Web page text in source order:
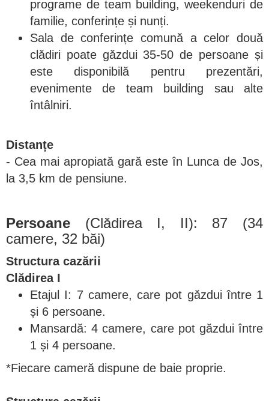
programe de team building, weekenduri de
familie, conferințe și nunți.
Sala de conferințe comună a celor două
clădiri poate găzdui 35-50 de persoane și
este disponibilă pentru prezentări,
evenimente de team building sau alte
întâlniri.
Distanțe
- Cea mai apropiată gară este în Lunca de Jos,
la 3,5 km de pensiune.
Persoane (Clădirea I, II): 87 (34
camere, 32 băi)
Structura cazării
Clădirea I
Etajul I: 7 camere, care pot găzdui între 1
și 6 persoane.
Mansardă: 4 camere, care pot găzdui între
1 și 4 persoane.
*Fiecare cameră dispune de baie proprie.